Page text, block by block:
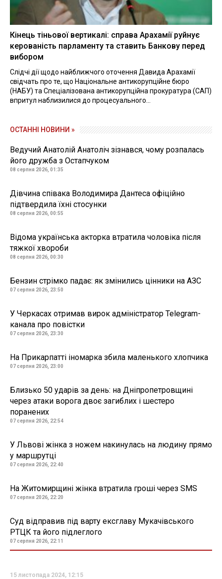
Кінець тіньової вертикалі: справа Арахамії руйнує
керованість парламенту та ставить Банкову перед
вибором
Слідчі дії щодо найближчого оточення Давида Арахамії
свідчать про те, що Національне антикорупційне бюро
(НАБУ) та Спеціалізована антикорупційна прокуратура (САП)
впритул наблизилися до процесуального...
ОСТАННІ НОВИНИ »
Ведучий Анатолій Анатоліч зізнався, чому розпалась
його дружба з Остапчуком
08 серпня 2026, 01:35
Дівчина співака Володимира Дантеса офіційно
підтвердила їхні стосунки
08 серпня 2026, 00:55
Відома українська акторка втратила чоловіка після
тяжкої хвороби
08 серпня 2026, 00:30
Бензин стрімко падає: як змінились цінники на АЗС
07 серпня 2026, 23:50
У Черкасах отримав вирок адміністратор Telegram-
канала про повістки
07 серпня 2026, 23:30
На Прикарпатті іномарка збила маленького хлопчика
07 серпня 2026, 23:00
Близько 50 ударів за день: на Дніпропетровщині
через атаки ворога двоє загиблих і шестеро
поранених
07 серпня 2026, 22:54
У Львові жінка з ножем накинулась на людину прямо
у маршрутці
07 серпня 2026, 22:40
На Житомирщині жінка втратила гроші через SMS
07 серпня 2026, 22:20
Суд відправив під варту ексглаву Мукачівського
РТЦК та його підлеглого
07 серпня 2026, 22:11
15 листопада 2024, 12:15